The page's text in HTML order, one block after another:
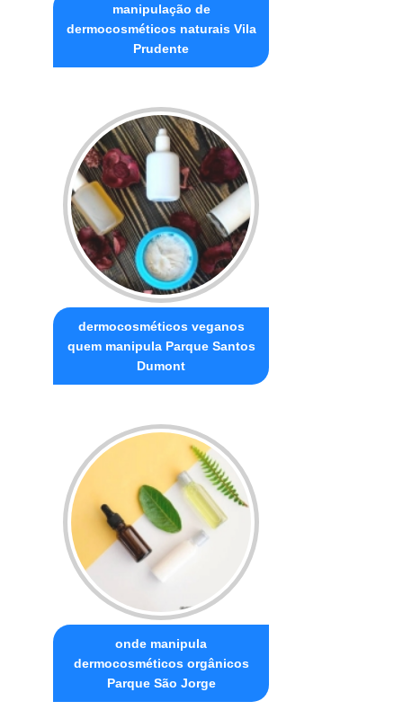
manipulação de
dermocosméticos naturais Vila
Prudente
dermocosméticos veganos
quem manipula Parque Santos
Dumont
onde manipula
dermocosméticos orgânicos
Parque São Jorge